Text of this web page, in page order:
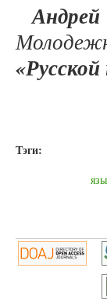
Тэги: